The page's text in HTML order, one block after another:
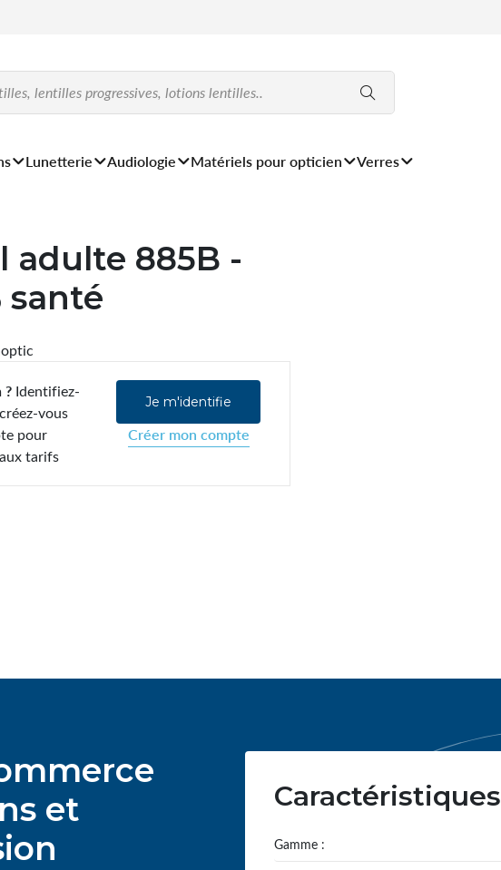
Lunetterie Audiologie Matériels pour opticien Verres
adulte 885B -
santé
?Identifiez-
vous
pour
tarifs
Je m'identifie
Créer mon compte
et
Caractéristiques
Gamme :